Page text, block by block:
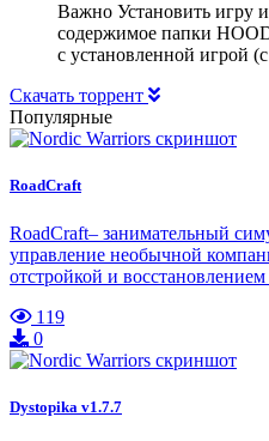
Важно Установить игру
содержимое папки
с установленной игрой
Скачать торрент
Популярные
RoadCraft
RoadCraft– занимательный
управление необычной
отстройкой и
119
0
Dystopika v1.7.7